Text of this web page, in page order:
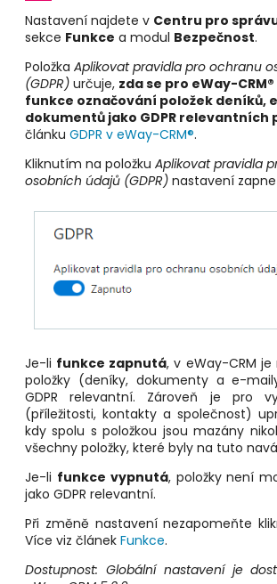
Nastavení najdete v Centru pro
sekce Funkce a modul Bezpečnost.
Položka Aplikovat pravidla pro ochranu
(GDPR) určuje, zda se pro eWay-
funkce označování položek deníků,
dokumentů jako GDPR relevantních
článku GDPR v eWay-CRM®.
Kliknutím na položku Aplikovat pravidla
osobních údajů (GDPR) nastavení
Je-li funkce zapnutá, v eWay-CRM
položky (deníky, dokumenty a e-
GDPR relevantní. Zároveň je pro
(příležitosti, kontakty a společnost)
kdy spolu s položkou jsou mazány
všechny položky, které byly na tuto
Je-li funkce vypnutá, položky není
jako GDPR relevantní.
Při změně nastavení nezapomeňte
Více viz článek Funkce.
Dostupnost: Globální nastavení je